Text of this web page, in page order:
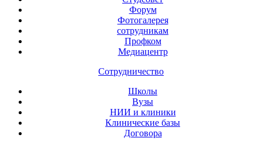
Форум
Фотогалерея
сотрудникам
Профком
Медиацентр
Сотрудничество
Школы
Вузы
НИИ и клиники
Клинические базы
Договора